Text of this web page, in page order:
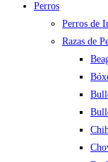
Perros
Perros de
Razas de